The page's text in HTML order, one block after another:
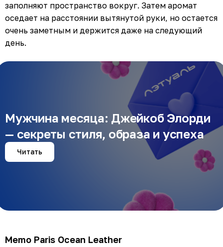
заполняют пространство вокруг. Затем аромат
оседает на расстоянии вытянутой руки, но остается
очень заметным и держится даже на следующий
день.
Мужчина месяца: Джейкоб Элорди
— секреты стиля, образа и успеха
Читать
Memo Paris Ocean Leather